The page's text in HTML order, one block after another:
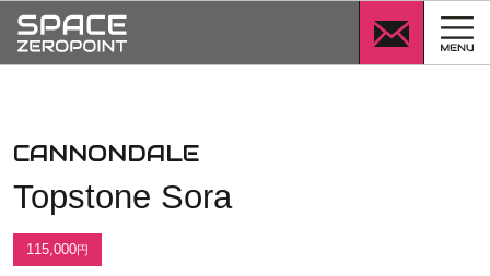
Sora
CANNONDALE
Topstone Sora
115,000円